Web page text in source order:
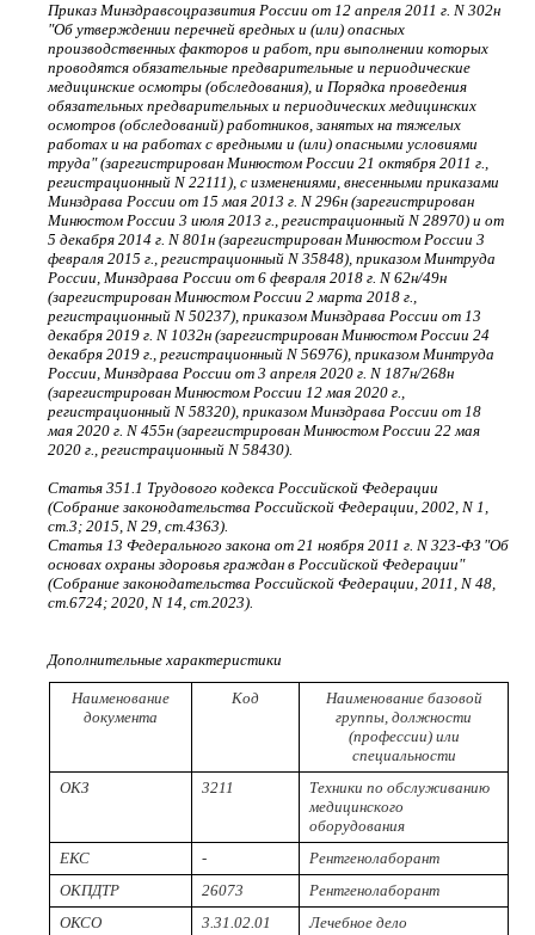
Приказ Минздравсоцразвития России от 12 апреля 2011 г. N 302н
"Об утверждении перечней вредных и (или) опасных
производственных факторов и работ, при выполнении которых
проводятся обязательные предварительные и периодические
медицинские осмотры (обследования), и Порядка проведения
обязательных предварительных и периодических медицинских
осмотров (обследований) работников, занятых на тяжелых
работах и на работах с вредными и (или) опасными условиями
труда" (зарегистрирован Минюстом России 21 октября 2011 г.,
регистрационный N 22111), с изменениями, внесенными приказами
Минздрава России от 15 мая 2013 г. N 296н (зарегистрирован
Минюстом России 3 июля 2013 г., регистрационный N 28970) и от
5 декабря 2014 г. N 801н (зарегистрирован Минюстом России 3
февраля 2015 г., регистрационный N 35848), приказом Минтруда
России, Минздрава России от 6 февраля 2018 г. N 62н/49н
(зарегистрирован Минюстом России 2 марта 2018 г.,
регистрационный N 50237), приказом Минздрава России от 13
декабря 2019 г. N 1032н (зарегистрирован Минюстом России 24
декабря 2019 г., регистрационный N 56976), приказом Минтруда
России, Минздрава России от 3 апреля 2020 г. N 187н/268н
(зарегистрирован Минюстом России 12 мая 2020 г.,
регистрационный N 58320), приказом Минздрава России от 18
мая 2020 г. N 455н (зарегистрирован Минюстом России 22 мая
2020 г., регистрационный N 58430).
Статья 351.1 Трудового кодекса Российской Федерации
(Собрание законодательства Российской Федерации, 2002, N 1,
ст.3; 2015, N 29, ст.4363).
Статья 13 Федерального закона от 21 ноября 2011 г. N 323-ФЗ "Об
основах охраны здоровья граждан в Российской Федерации"
(Собрание законодательства Российской Федерации, 2011, N 48,
ст.6724; 2020, N 14, ст.2023).
Дополнительные характеристики
Наименование
документа
Код
Наименование базовой
группы, должности
(профессии) или
специальности
ОКЗ
3211
Техники по обслуживанию
медицинского
оборудования
ЕКС
-
Рентгенолаборант
ОКПДТР
26073
Рентгенолаборант
ОКСО
3.31.02.01
Лечебное дело